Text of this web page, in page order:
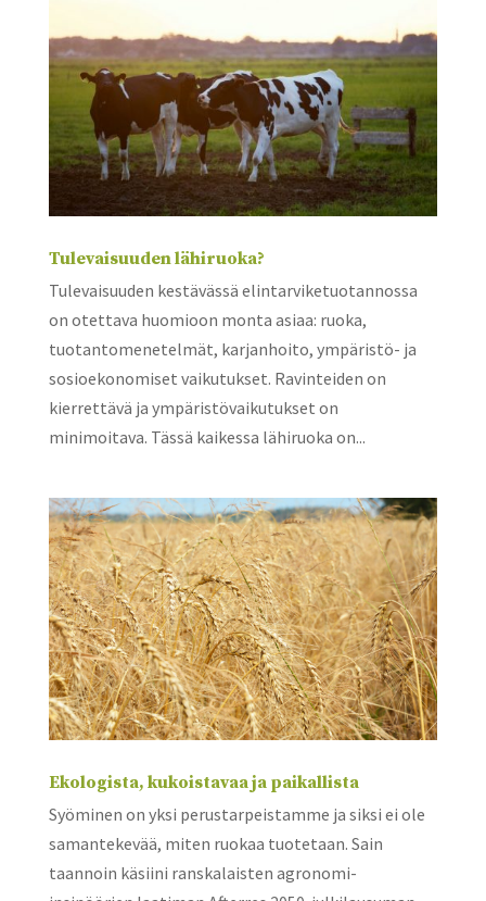
Tulevaisuuden lähiruoka?
Tulevaisuuden kestävässä elintarviketuotannossa
on otettava huomioon monta asiaa: ruoka,
tuotantomenetelmät, karjanhoito, ympäristö- ja
sosioekonomiset vaikutukset. Ravinteiden on
kierrettävä ja ympäristövaikutukset on
minimoitava. Tässä kaikessa lähiruoka on...
Ekologista, kukoistavaa ja paikallista
Syöminen on yksi perustarpeistamme ja siksi ei ole
samantekevää, miten ruokaa tuotetaan. Sain
taannoin käsiini ranskalaisten agronomi-